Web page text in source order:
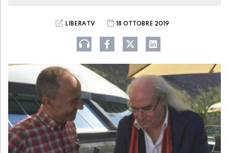
LIBERATV 18 OTTOBRE 2019